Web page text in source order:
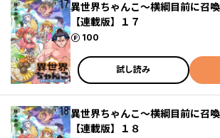
異世界ちゃんこ～横綱目前に召
【連載版】１７
100
ポイント
試し読み
異世界ちゃんこ～横綱目前に召
【連載版】１８